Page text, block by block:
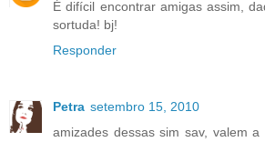
É difícil encontrar amigas assim,
sortuda! bj!
Responder
Petra setembro 15, 2010
amizades dessas sim sav, valem